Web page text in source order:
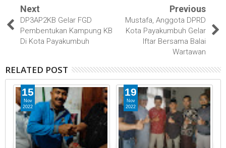
Next
DP3AP2KB Gelar FGD
Pembentukan Kampung KB
Di Kota Payakumbuh
Previous
Mustafa, Anggota DPRD
Kota Payakumbuh Gelar
Iftar Bersama Balai
Wartawan
RELATED POST
15
Nov
2022
19
Nov
2022